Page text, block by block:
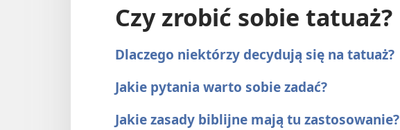
Czy zrobić sobie tatuaż?
Dlaczego niektórzy decydują się na tatuaż?
Jakie pytania warto sobie zadać?
Jakie zasady biblijne mają tu zastosowanie?